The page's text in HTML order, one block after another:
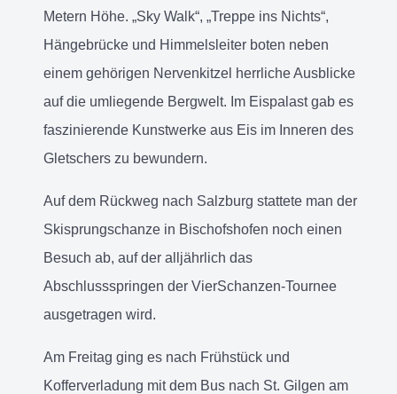
Metern Höhe. „Sky Walk“, „Treppe ins Nichts“,
Hängebrücke und Himmelsleiter boten neben
einem gehörigen Nervenkitzel herrliche Ausblicke
auf die umliegende Bergwelt. Im Eispalast gab es
faszinierende Kunstwerke aus Eis im Inneren des
Gletschers zu bewundern.
Auf dem Rückweg nach Salzburg stattete man der
Skisprungschanze in Bischofshofen noch einen
Besuch ab, auf der alljährlich das
Abschlussspringen der VierSchanzen-Tournee
ausgetragen wird.
Am Freitag ging es nach Frühstück und
Kofferverladung mit dem Bus nach St. Gilgen am